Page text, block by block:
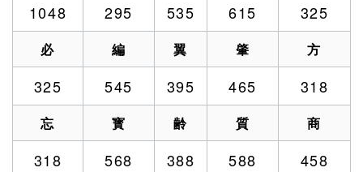
1048 295 535 615 325
必 編 翼 肇 方
325 545 395 465 318
忘 寳 齢 質 商
318 568 388 588 458